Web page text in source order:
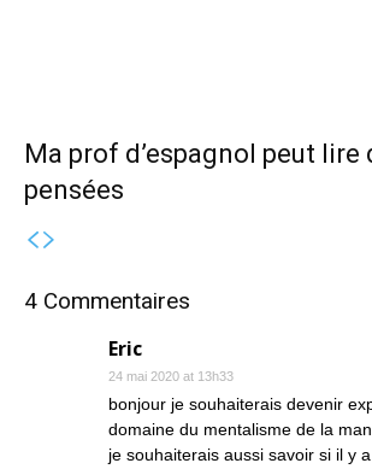
Ma prof d’espagnol peut lire
pensées
4 Commentaires
Eric
24 mai 2020 at 13h33
bonjour je souhaiterais devenir
domaine du mentalisme de la
je souhaiterais aussi savoir si il y